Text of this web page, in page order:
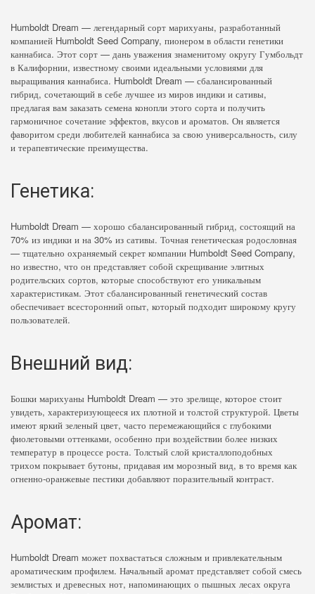
Humboldt Dream — легендарный сорт марихуаны, разработанный
компанией Humboldt Seed Company, пионером в области генетики
каннабиса. Этот сорт — дань уважения знаменитому округу Гумбольдт
в Калифорнии, известному своими идеальными условиями для
выращивания каннабиса. Humboldt Dream — сбалансированный
гибрид, сочетающий в себе лучшее из миров индики и сативы,
предлагая вам заказать семена конопли этого сорта и получить
гармоничное сочетание эффектов, вкусов и ароматов. Он является
фаворитом среди любителей каннабиса за свою универсальность, силу
и терапевтические преимущества.
Генетика:
Humboldt Dream — хорошо сбалансированный гибрид, состоящий на
70% из индики и на 30% из сативы. Точная генетическая родословная
— тщательно охраняемый секрет компании Humboldt Seed Company,
но известно, что он представляет собой скрещивание элитных
родительских сортов, которые способствуют его уникальным
характеристикам. Этот сбалансированный генетический состав
обеспечивает всесторонний опыт, который подходит широкому кругу
пользователей.
Внешний вид:
Бошки марихуаны Humboldt Dream — это зрелище, которое стоит
увидеть, характеризующееся их плотной и толстой структурой. Цветы
имеют яркий зеленый цвет, часто перемежающийся с глубокими
фиолетовыми оттенками, особенно при воздействии более низких
температур в процессе роста. Толстый слой кристаллоподобных
трихом покрывает бутоны, придавая им морозный вид, в то время как
огненно-оранжевые пестики добавляют поразительный контраст.
Аромат:
Humboldt Dream может похвастаться сложным и привлекательным
ароматическим профилем. Начальный аромат представляет собой смесь
землистых и древесных нот, напоминающих о пышных лесах округа